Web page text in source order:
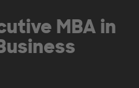
MBA in